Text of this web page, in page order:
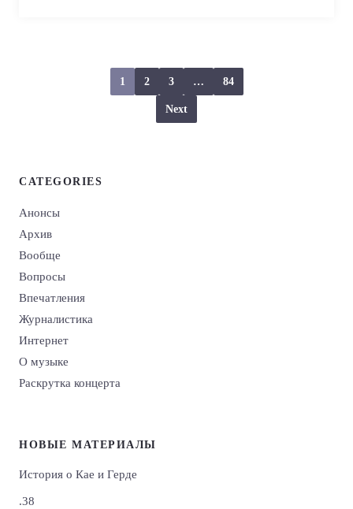
1 2 3 … 84
Next
CATEGORIES
Анонсы
Архив
Вообще
Вопросы
Впечатления
Журналистика
Интернет
О музыке
Раскрутка концерта
НОВЫЕ МАТЕРИАЛЫ
История о Кае и Герде
.38